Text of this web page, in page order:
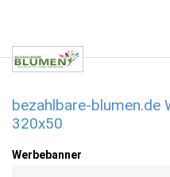
bezahlbare-blumen.de
320x50
Werbebanner